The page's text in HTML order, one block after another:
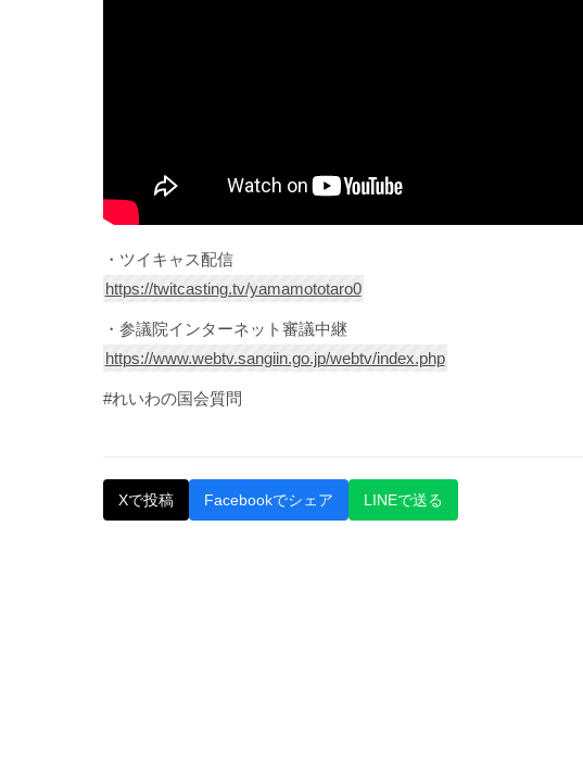
・ツイキャス配信
https://twitcasting.tv/yamamototaro0
・参議院インターネット審議中継
https://www.webtv.sangiin.go.jp/webtv/index.php
#れいわの国会質問
Xで投稿 Facebookでシェア LINEで送る